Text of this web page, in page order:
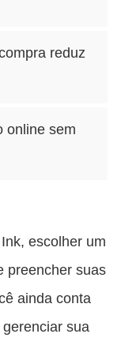
reduz
online sem
escolher um
preencher suas
ainda conta
sua